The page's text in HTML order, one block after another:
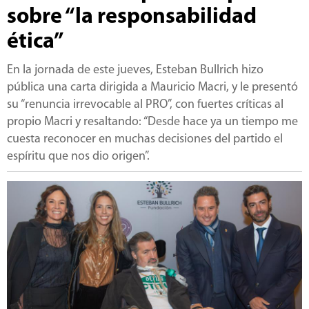
sobre “la responsabilidad
ética”
En la jornada de este jueves, Esteban Bullrich hizo
pública una carta dirigida a Mauricio Macri, y le presentó
su “renuncia irrevocable al PRO”, con fuertes críticas al
propio Macri y resaltando: “Desde hace ya un tiempo me
cuesta reconocer en muchas decisiones del partido el
espíritu que nos dio origen”.